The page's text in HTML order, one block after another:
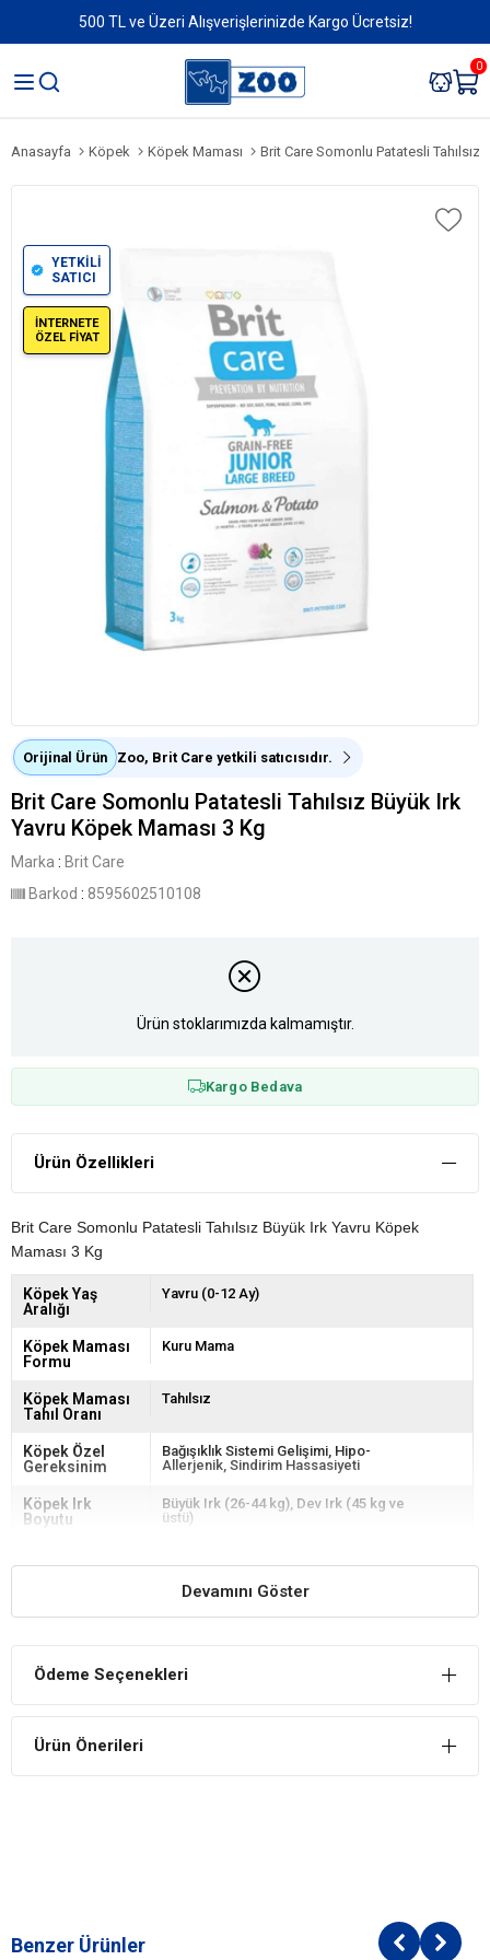
500 TL ve Üzeri Alışverişlerinizde Kargo Ücretsiz!
0
Anasayfa Köpek Köpek Maması Brit Care Somonlu Patatesli Tahılsız Büyük
YETKİLİ
SATICI
İNTERNETE
ÖZEL FİYAT
Orijinal Ürün Zoo, Brit Care yetkili satıcısıdır.
Brit Care Somonlu Patatesli Tahılsız Büyük Irk
Yavru Köpek Maması 3 Kg
Marka : Brit Care
Barkod : 8595602510108
Ürün stoklarımızda kalmamıştır.
Kargo Bedava
Ürün Özellikleri
Brit Care Somonlu Patatesli Tahılsız Büyük Irk Yavru Köpek
Maması 3 Kg
Köpek Yaş
Aralığı
Yavru (0-12 Ay)
Köpek Maması
Formu
Kuru Mama
Köpek Maması
Tahıl Oranı
Tahılsız
Köpek Özel
Gereksinim
Bağışıklık Sistemi Gelişimi Hipo-
Allerjenik Sindirim Hassasiyeti
Köpek Irk
Boyutu
Büyük Irk (26-44 kg) Dev Irk (45 kg ve
üstü)
İçerik
Özelliği
Devamını Göster
Ödeme Seçenekleri
Ürün Önerileri
Benzer Ürünler